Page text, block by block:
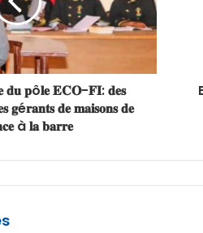
𝐝𝐮 𝐩ô𝐥𝐞 𝐄𝐂𝐎-𝐅𝐈: 𝐝𝐞𝐬
𝐠é𝐫𝐚𝐧𝐭𝐬 𝐝𝐞 𝐦𝐚𝐢𝐬𝐨𝐧𝐬 𝐝𝐞
à 𝐥𝐚 𝐛𝐚𝐫𝐫𝐞